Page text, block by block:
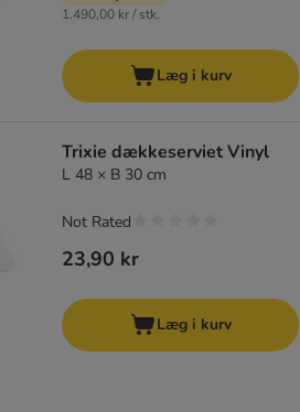
1.490,00 kr / stk.
Læg i kurv
Trixie dækkeserviet Vinyl
L 48 × B 30 cm
23,90 kr
Not Rated
Læg i kurv